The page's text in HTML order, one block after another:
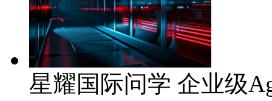
星耀国际问学 企业级